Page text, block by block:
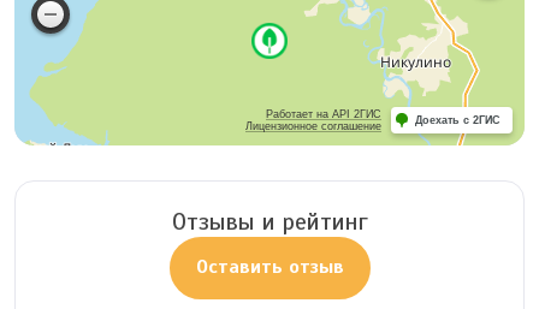
Работает на API 2ГИС
Лицензионное соглашение
Доехать с 2ГИС
Отзывы и рейтинг
Оставить отзыв